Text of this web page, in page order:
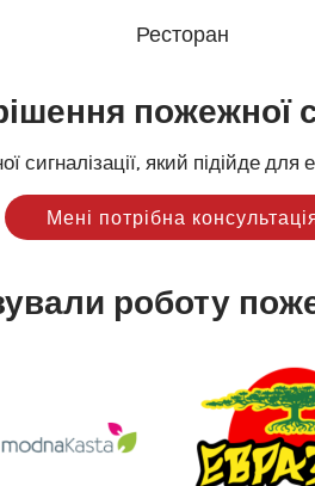
Ресторан
пожежної
який підійде для
Мені потрібна
роботу